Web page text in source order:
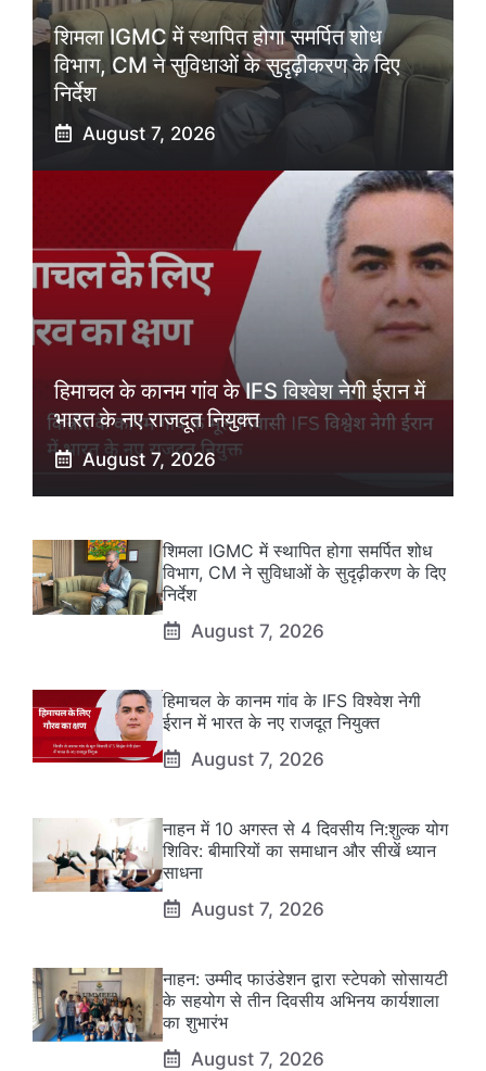
शिमला IGMC में स्थापित होगा समर्पित शोध
विभाग, CM ने सुविधाओं के सुदृढ़ीकरण के दिए
निर्देश
August 7, 2026
हिमाचल के कानम गांव के IFS विश्वेश नेगी ईरान में
भारत के नए राजदूत नियुक्त
August 7, 2026
शिमला IGMC में स्थापित होगा समर्पित शोध
विभाग, CM ने सुविधाओं के सुदृढ़ीकरण के दिए
निर्देश
August 7, 2026
हिमाचल के कानम गांव के IFS विश्वेश नेगी
ईरान में भारत के नए राजदूत नियुक्त
August 7, 2026
नाहन में 10 अगस्त से 4 दिवसीय नि:शुल्क योग
शिविर: बीमारियों का समाधान और सीखें ध्यान
साधना
August 7, 2026
नाहन: उम्मीद फाउंडेशन द्वारा स्टेपको सोसायटी
के सहयोग से तीन दिवसीय अभिनय कार्यशाला
का शुभारंभ
August 7, 2026